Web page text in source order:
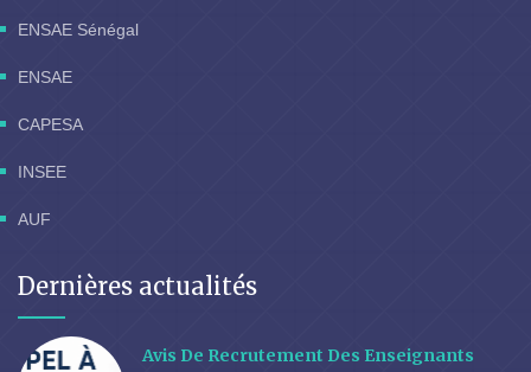
ENSAE Sénégal
ENSAE
CAPESA
INSEE
AUF
Dernières actualités
Avis De Recrutement Des Enseignants